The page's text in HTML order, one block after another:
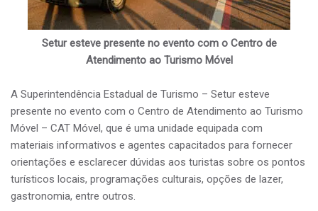
Setur esteve presente no evento com o Centro de
Atendimento ao Turismo Móvel
A Superintendência Estadual de Turismo – Setur esteve
presente no evento com o Centro de Atendimento ao Turismo
Móvel – CAT Móvel, que é uma unidade equipada com
materiais informativos e agentes capacitados para fornecer
orientações e esclarecer dúvidas aos turistas sobre os pontos
turísticos locais, programações culturais, opções de lazer,
gastronomia, entre outros.